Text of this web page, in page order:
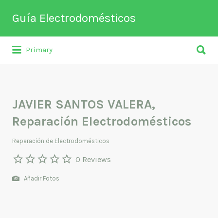
Guía Electrodomésticos
Directorio de empresas relacionadas
Buscar
por:
Primary
por:
JAVIER SANTOS VALERA,
Reparación Electrodomésticos
Reparación de Electrodomésticos
0 Reviews
Añadir Fotos